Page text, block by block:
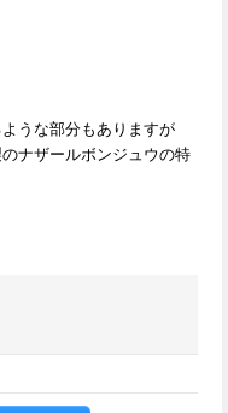
うな部分もありますが
のナザールボンジュウの特